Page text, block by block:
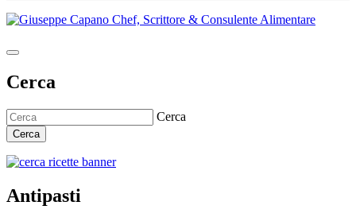
Cerca
Cerca
Cerca
Antipasti